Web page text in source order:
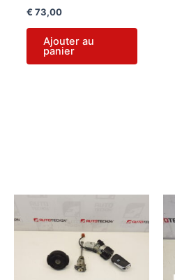
€ 73,00
Ajouter au
panier